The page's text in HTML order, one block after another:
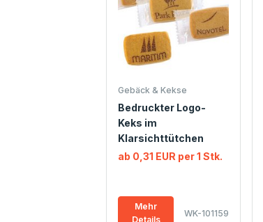
Gebäck & Kekse
Bedruckter Logo-
Keks im
Klarsichttütchen
ab 0,31 EUR per 1 Stk.
Mehr
Details
WK-101159